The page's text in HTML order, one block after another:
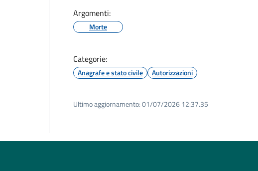
Argomenti:
Morte
Categorie:
Anagrafe e stato civile Autorizzazioni
Ultimo aggiornamento:01/07/2026 12:37.35